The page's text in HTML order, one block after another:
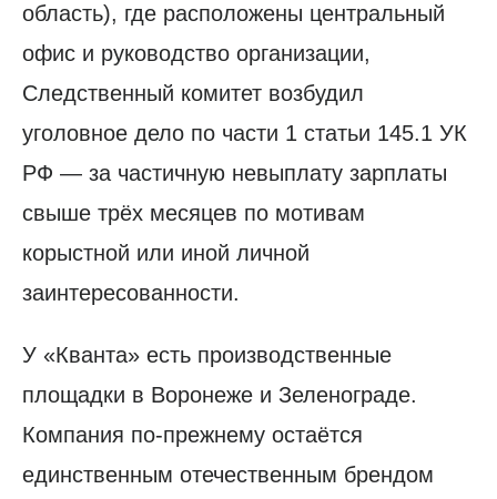
область), где расположены центральный
офис и руководство организации,
Следственный комитет возбудил
уголовное дело по части 1 статьи 145.1 УК
РФ — за частичную невыплату зарплаты
свыше трёх месяцев по мотивам
корыстной или иной личной
заинтересованности.
У «Кванта» есть производственные
площадки в Воронеже и Зеленограде.
Компания по-прежнему остаётся
единственным отечественным брендом